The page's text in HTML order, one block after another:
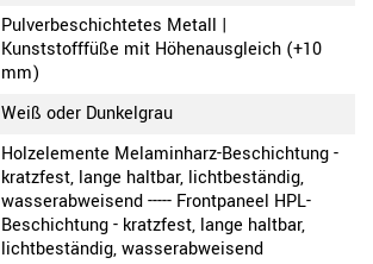
Pulverbeschichtetes Metall |
Kunststofffüße mit Höhenausgleich (+10
mm)
Weiß oder Dunkelgrau
Holzelemente Melaminharz-Beschichtung -
kratzfest, lange haltbar, lichtbeständig,
wasserabweisend ----- Frontpaneel HPL-
Beschichtung - kratzfest, lange haltbar,
lichtbeständig, wasserabweisend